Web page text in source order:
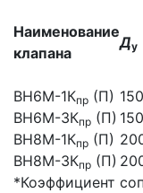
Наименование
клапана
Ду
ВН6М-1Кпр (П) 150
ВН6М-3Кпр (П) 150
ВН8М-1Кпр (П)
ВН8М-3Кпр (П)
*Коэффициент